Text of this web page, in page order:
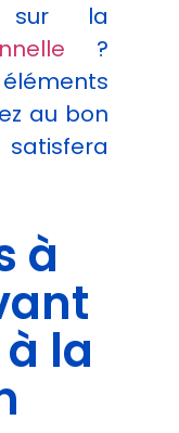
sur la
?
au bon
à
la